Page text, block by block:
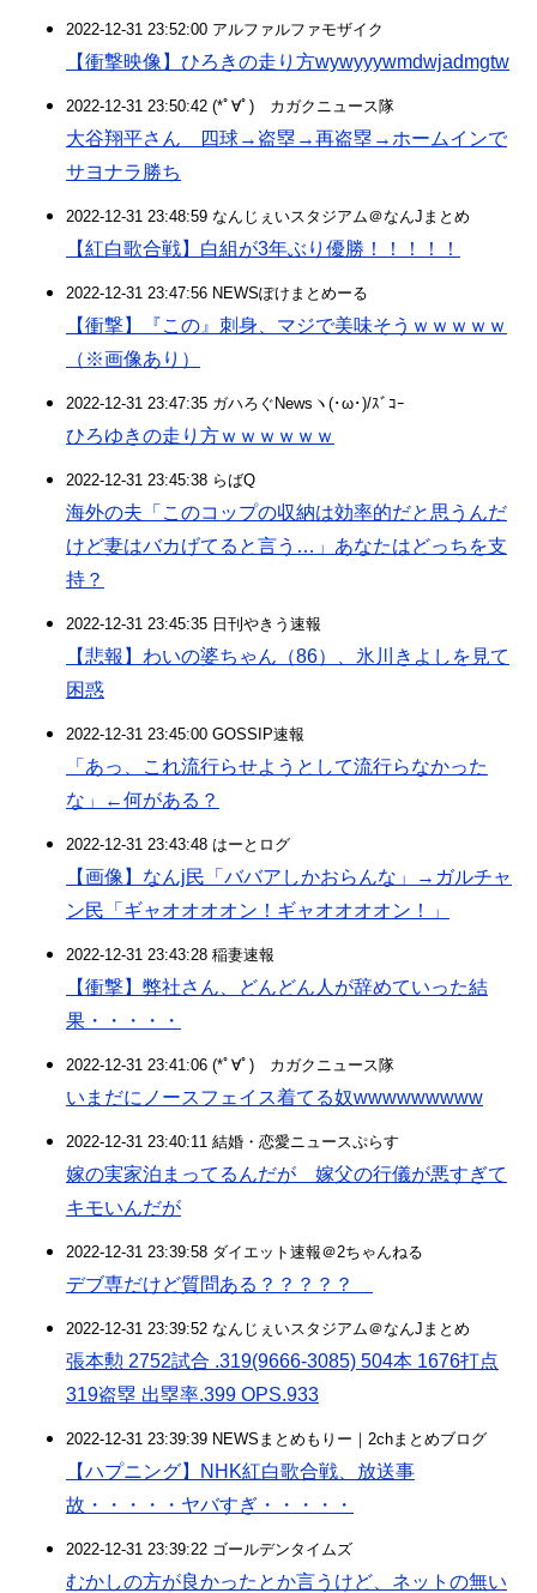
2022-12-31 23:52:00 アルファルファモザイク
【衝撃映像】ひろきの走り方wywyyywmdwjadmgtw
2022-12-31 23:50:42 (*ﾟ∀ﾟ)ゞカガクニュース隊
大谷翔平さん 四球→盗塁→再盗塁→ホームインで
サヨナラ勝ち
2022-12-31 23:48:59 なんじぇいスタジアム＠なんJまとめ
【紅白歌合戦】白組が3年ぶり優勝！！！！！
2022-12-31 23:47:56 NEWSぽけまとめーる
【衝撃】『この』刺身、マジで美味そうｗｗｗｗｗ
（※画像あり）
2022-12-31 23:47:35 ガハろぐNewsヽ(･ω･)/ｽﾞｺｰ
ひろゆきの走り方ｗｗｗｗｗｗ
2022-12-31 23:45:38 らばQ
海外の夫「このコップの収納は効率的だと思うんだ
けど妻はバカげてると言う…」あなたはどっちを支
持？
2022-12-31 23:45:35 日刊やきう速報
【悲報】わいの婆ちゃん（86）、氷川きよしを見て
困惑
2022-12-31 23:45:00 GOSSIP速報
「あっ、これ流行らせようとして流行らなかった
な」←何がある？
2022-12-31 23:43:48 はーとログ
【画像】なんj民「ババアしかおらんな」→ガルチャ
ン民「ギャオオオオン！ギャオオオオン！」
2022-12-31 23:43:28 稲妻速報
【衝撃】弊社さん、どんどん人が辞めていった結
果・・・・・
2022-12-31 23:41:06 (*ﾟ∀ﾟ)ゞカガクニュース隊
いまだにノースフェイス着てる奴wwwwwwwww
2022-12-31 23:40:11 結婚・恋愛ニュースぷらす
嫁の実家泊まってるんだが 嫁父の行儀が悪すぎて
キモいんだが
2022-12-31 23:39:58 ダイエット速報＠2ちゃんねる
デブ専だけど質問ある？？？？？
2022-12-31 23:39:52 なんじぇいスタジアム＠なんJまとめ
張本勲 2752試合 .319(9666-3085) 504本 1676打点
319盗塁 出塁率.399 OPS.933
2022-12-31 23:39:39 NEWSまとめもりー｜2chまとめブログ
【ハプニング】NHK紅白歌合戦、放送事
故・・・・・ヤバすぎ・・・・・
2022-12-31 23:39:22 ゴールデンタイムズ
むかしの方が良かったとか言うけど、ネットの無い